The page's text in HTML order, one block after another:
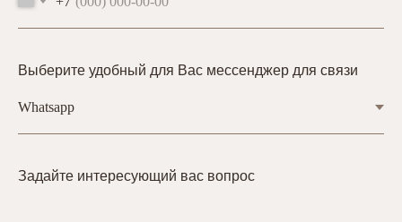
Выберите удобный для Вас мессенджер для связи
Задайте интересующий вас вопрос